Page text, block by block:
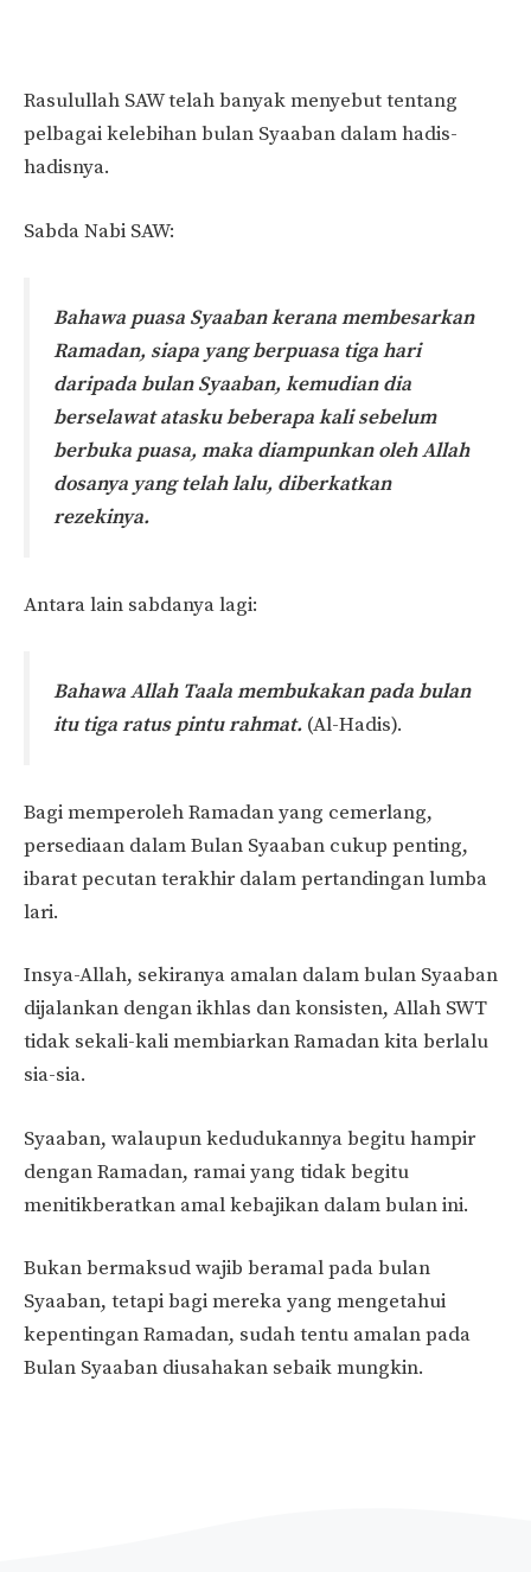
Rasulullah SAW telah banyak menyebut tentang
pelbagai kelebihan bulan Syaaban dalam hadis-
hadisnya.
Sabda Nabi SAW:
Bahawa puasa Syaaban kerana membesarkan
Ramadan, siapa yang berpuasa tiga hari
daripada bulan Syaaban, kemudian dia
berselawat atasku beberapa kali sebelum
berbuka puasa, maka diampunkan oleh Allah
dosanya yang telah lalu, diberkatkan
rezekinya.
Antara lain sabdanya lagi:
Bahawa Allah Taala membukakan pada bulan
itu tiga ratus pintu rahmat. (Al-Hadis).
Bagi memperoleh Ramadan yang cemerlang,
persediaan dalam Bulan Syaaban cukup penting,
ibarat pecutan terakhir dalam pertandingan lumba
lari.
Insya-Allah, sekiranya amalan dalam bulan Syaaban
dijalankan dengan ikhlas dan konsisten, Allah SWT
tidak sekali-kali membiarkan Ramadan kita berlalu
sia-sia.
Syaaban, walaupun kedudukannya begitu hampir
dengan Ramadan, ramai yang tidak begitu
menitikberatkan amal kebajikan dalam bulan ini.
Bukan bermaksud wajib beramal pada bulan
Syaaban, tetapi bagi mereka yang mengetahui
kepentingan Ramadan, sudah tentu amalan pada
Bulan Syaaban diusahakan sebaik mungkin.